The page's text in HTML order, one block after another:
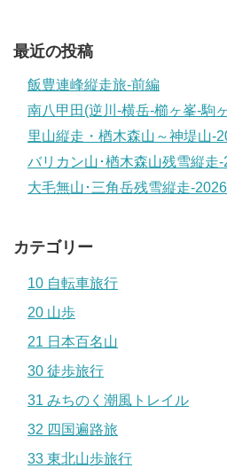
最近の投稿
飯豊連峰縦走旅-前編
南八甲田(逆川-横岳-櫛ヶ峯-駒
里山縦走・楢木森山～神堤山-
バリカン山･楢木森山残雪縦走-
大毛無山･三角岳残雪縦走-2026
カテゴリー
10 自転車旅行
20 山歩
21 日本百名山
30 徒歩旅行
31 みちのく潮風トレイル
32 四国遍路旅
33 東北山歩旅行